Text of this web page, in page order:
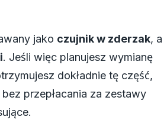
jako czujnik w zderzak, a
. Jeśli więc planujesz wymianę
dokładnie tę część,
przepłacania za zestawy